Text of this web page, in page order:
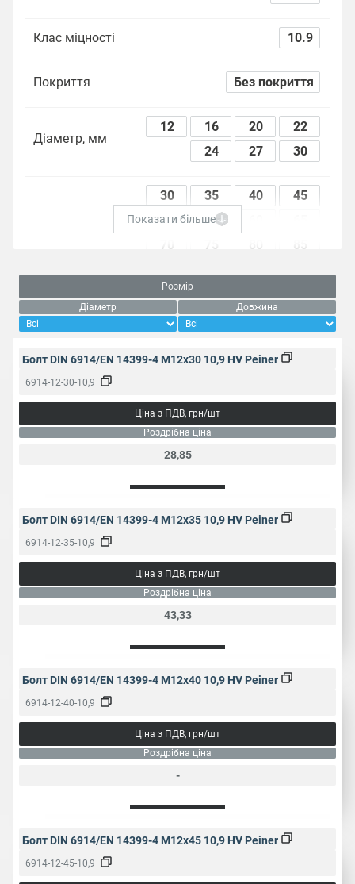
Клас міцності 10.9
Покриття Без покриття
Діаметр, мм
12 16 20
22
24
27 30
30 35 40
45
50
55
110
130
135 140
145
170
180 190
200
Пакування, од. 1
Вид різьби Часткова
1.75
Розмір під
ключ, мм
22 27 32
Народне
найменування
Конструкційний болт
Показати більше
Розмір
Діаметр
Довжина
Болт DIN 6914/EN 14399-4 M12x30 10,9 HV Peiner
6914-12-30-10,9
Ціна з ПДВ, грн/шт
Роздрібна ціна
28,85
Болт DIN 6914/EN 14399-4 M12x35 10,9 HV Peiner
6914-12-35-10,9
Ціна з ПДВ, грн/шт
Роздрібна ціна
43,33
Болт DIN 6914/EN 14399-4 M12x40 10,9 HV Peiner
6914-12-40-10,9
Ціна з ПДВ, грн/шт
Роздрібна ціна
-
Болт DIN 6914/EN 14399-4 M12x45 10,9 HV Peiner
6914-12-45-10,9